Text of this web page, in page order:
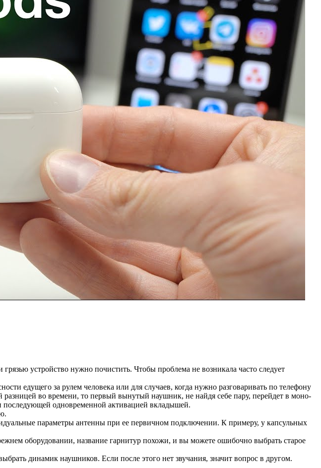
устройство нужно почистить. Чтобы проблема не возникала часто следует
едущего за рулем человека или для случаев, когда нужно разговаривать по телефону
разницей во времени, то первый вынутый наушник, не найдя себе пару, перейдет в моно-
последующей одновременной активацией вкладышей.
параметры антенны при ее первичном подключении. К примеру, у капсульных
оборудовании, название гарнитур похожи, и вы можете ошибочно выбрать старое
динамик наушников. Если после этого нет звучания, значит вопрос в другом.